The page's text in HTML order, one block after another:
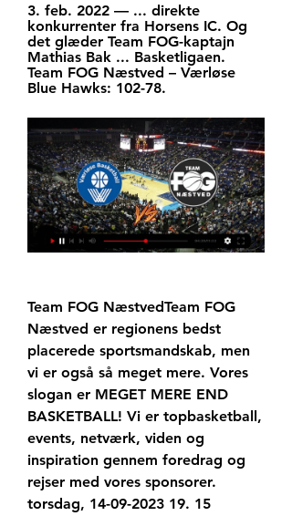
3. feb. 2022 — ... direkte
konkurrenter fra Horsens IC. Og
det glæder Team FOG-kaptajn
Mathias Bak ... Basketligaen.
Team FOG Næstved – Værløse
Blue Hawks: 102-78.
Team FOG NæstvedTeam FOG
Næstved er regionens bedst
placerede sportsmandskab, men
vi er også så meget mere. Vores
slogan er MEGET MERE END
BASKETBALL! Vi er topbasketball,
events, netværk, viden og
inspiration gennem foredrag og
rejser med vores sponsorer.
torsdag, 14-09-2023 19. 15